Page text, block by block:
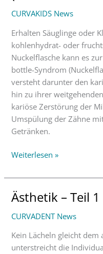
CURVAKIDS News
Erhalten Säuglinge oder
kohlenhydrat- oder
Nuckelflasche kann es
bottle-Syndrom
versteht darunter den
hin zu ihrer
kariöse Zerstörung der
Umspülung der Zähne
Getränken.
(Nuckelflaschenkaries)
Weiterlesen »
Ästhetik – Teil 1
CURVADENT News
Kein Lächeln gleicht
unterstreicht die
Ästhetik
Teil
1